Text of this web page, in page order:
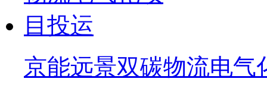
京能远景双碳物流电气